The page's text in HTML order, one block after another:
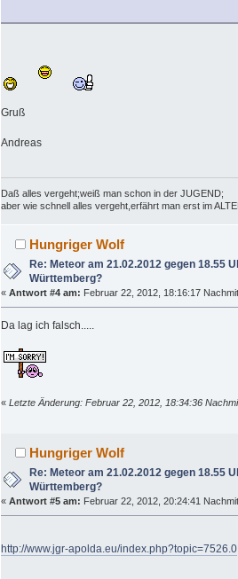
Gruß
Andreas
Daß alles vergeht;weiß man schon in der JUGEND;
aber wie schnell alles vergeht,erfährt man erst im
Hungriger Wolf
Re: Meteor am 21.02.2012 gegen 18.55
Württemberg?
« Antwort #4 am: Februar 22, 2012, 18:16:17
Da lag ich falsch.....
« Letzte Änderung: Februar 22, 2012, 18:34:36
Hungriger Wolf
Re: Meteor am 21.02.2012 gegen 18.55
Württemberg?
« Antwort #5 am: Februar 22, 2012, 20:24:41
http://www.jgr-apolda.eu/index.php?topic=7526.0